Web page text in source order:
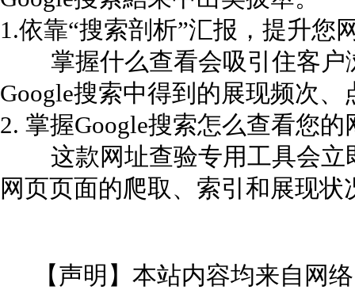
1.依靠“搜索剖析”汇报，提升您
掌握什么查看会吸引住客户
Google搜索中得到的展现频次
2. 掌握Google搜索怎么查看您的
这款网址查验专用工具会立
网页页面的爬取、索引和展现状
【声明】本站内容均来自网